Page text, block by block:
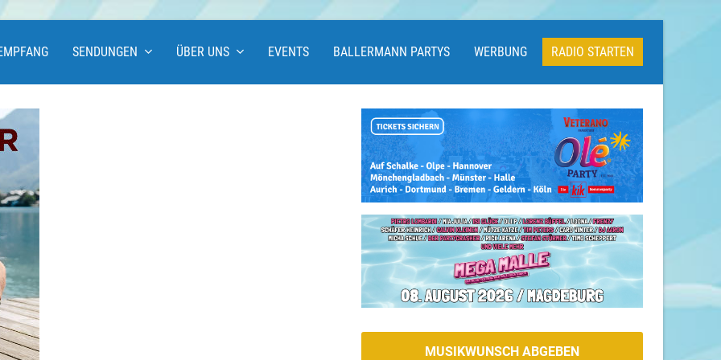
SENDUNGEN ÜBER UNS EVENTS BALLERMANN PARTYS WERBUNG RADIO STARTEN
MUSIKWUNSCH ABGEBEN